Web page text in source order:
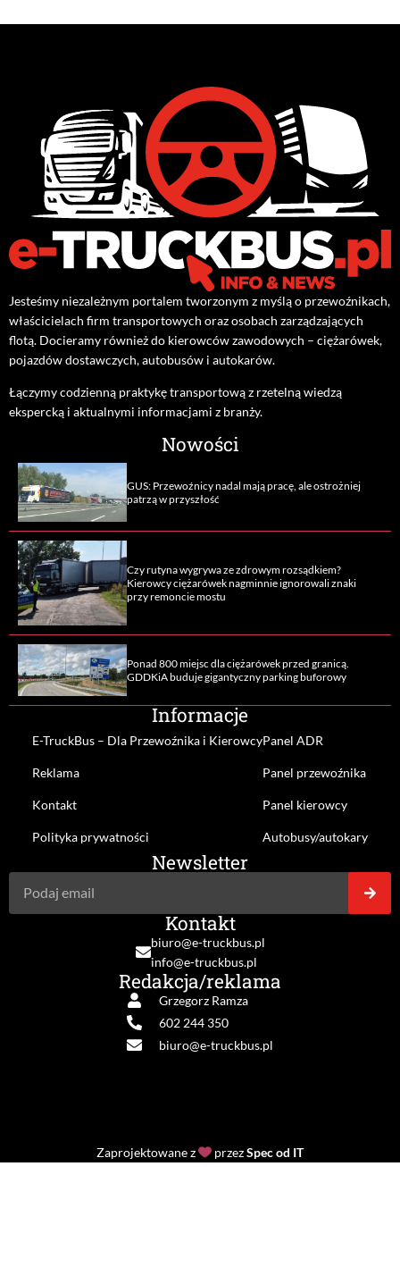
Jesteśmy niezależnym portalem tworzonym z myślą o przewoźnikach,
właścicielach firm transportowych oraz osobach zarządzających
flotą. Docieramy również do kierowców zawodowych – ciężarówek,
pojazdów dostawczych, autobusów i autokarów.
Łączymy codzienną praktykę transportową z rzetelną wiedzą
ekspercką i aktualnymi informacjami z branży.
Nowości
GUS: Przewoźnicy nadal mają pracę, ale ostrożniej
patrzą w przyszłość
Czy rutyna wygrywa ze zdrowym rozsądkiem?
Kierowcy ciężarówek nagminnie ignorowali znaki
przy remoncie mostu
Ponad 800 miejsc dla ciężarówek przed granicą.
GDDKiA buduje gigantyczny parking buforowy
Informacje
E-TruckBus – Dla Przewoźnika i Kierowcy
Reklama
Kontakt
Polityka prywatności
Panel ADR
Panel przewoźnika
Panel kierowcy
Autobusy/autokary
Newsletter
Kontakt
biuro@e-truckbus.pl
info@e-truckbus.pl
Redakcja/reklama
Grzegorz Ramza
602 244 350
biuro@e-truckbus.pl
Zaprojektowane z przezSpec od IT